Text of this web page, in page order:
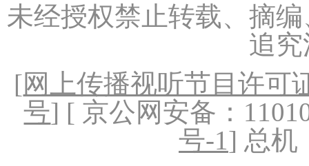
未经授权禁止转载、摘
追
[网上传播视听节目许可
号] [ 京公网安备：
号-1] 总机